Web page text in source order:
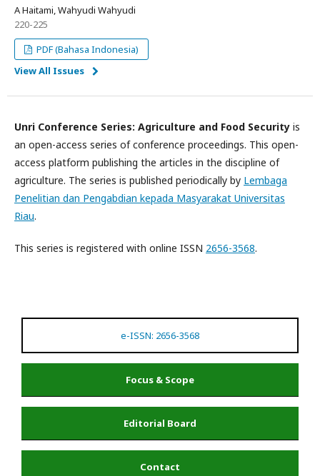
A Haitami, Wahyudi Wahyudi
220-225
PDF (Bahasa Indonesia)
View All Issues
Unri Conference Series: Agriculture and Food Security is
an open-access series of conference proceedings. This open-
access platform publishing the articles in the discipline of
agriculture. The series is published periodically by Lembaga
Penelitian dan Pengabdian kepada Masyarakat Universitas
Riau.
This series is registered with online ISSN 2656-3568.
e-ISSN: 2656-3568
Focus & Scope
Editorial Board
Contact